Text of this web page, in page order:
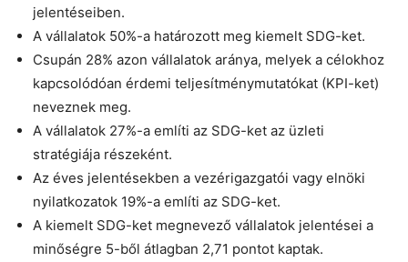
jelentéseiben.
A vállalatok 50%-a határozott meg kiemelt SDG-ket.
Csupán 28% azon vállalatok aránya, melyek a célokhoz
kapcsolódóan érdemi teljesítménymutatókat (KPI-ket)
neveznek meg.
A vállalatok 27%-a említi az SDG-ket az üzleti
stratégiája részeként.
Az éves jelentésekben a vezérigazgatói vagy elnöki
nyilatkozatok 19%-a említi az SDG-ket.
A kiemelt SDG-ket megnevező vállalatok jelentései a
minőségre 5-ből átlagban 2,71 pontot kaptak.